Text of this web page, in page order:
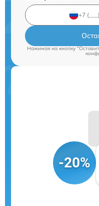
Нажимая на кнопку
-20%